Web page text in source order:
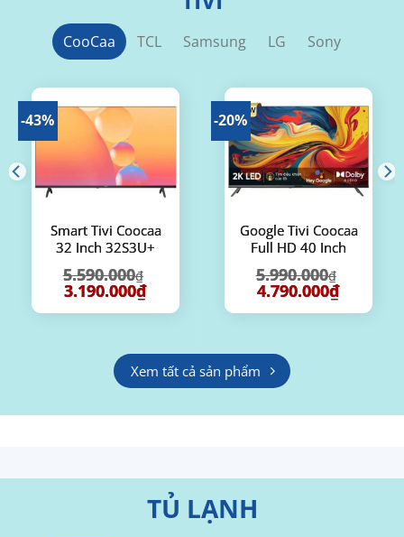
CooCaa TCL Samsung LG Sony
-43%
Smart Tivi Coocaa
32 Inch 32S3U+
5.590.000₫
Giá
gốc
là:
3.190.000₫Giá
tại
3.190.000₫.
-20%
Google Tivi Coocaa
Full HD 40 Inch
5.990.000₫
Giá
gốc
là:
4.790.000₫Giá
tại
Xem tất cả sản phẩm
TỦ LẠNH